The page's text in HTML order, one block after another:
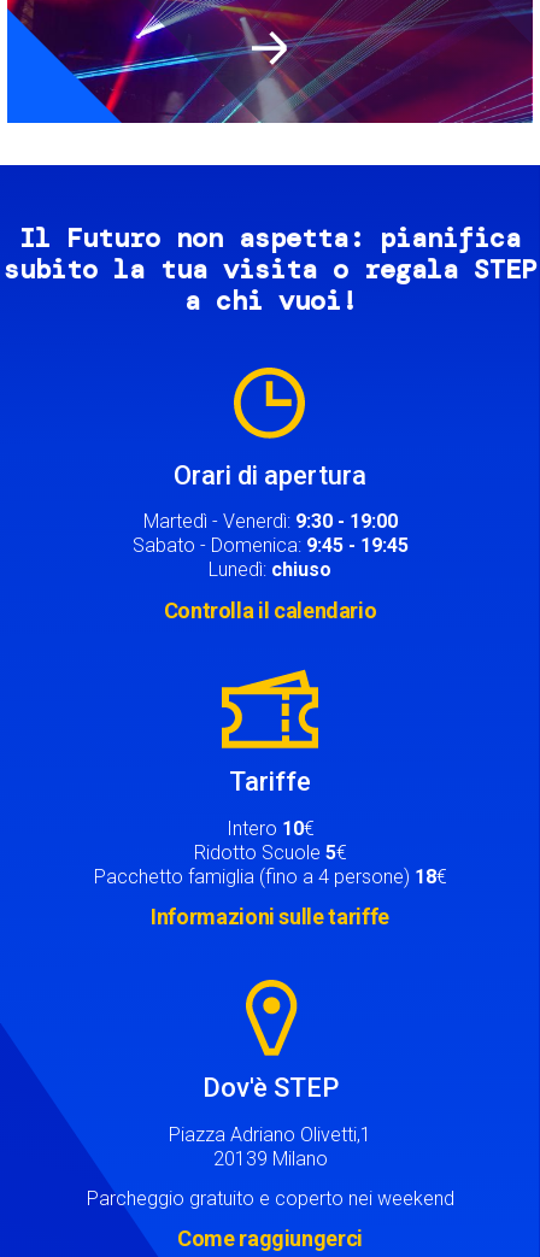
Il Futuro non aspetta: pianifica
subito la tua visita o regala STEP
a chi vuoi!
Orari di apertura
Martedì - Venerdì: 9:30 - 19:00
Sabato - Domenica: 9:45 - 19:45
Lunedì: chiuso
Controlla il calendario
Tariffe
Intero 10€
Ridotto Scuole 5€
Pacchetto famiglia (fino a 4 persone) 18€
Informazioni sulle tariffe
Dov'è STEP
Piazza Adriano Olivetti,1
20139 Milano
Parcheggio gratuito e coperto nei weekend
Come raggiungerci